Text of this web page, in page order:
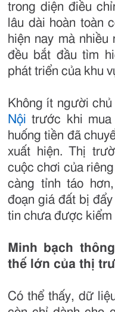
trong diện điều
lâu dài hoàn toàn
hiện nay mà
đều bắt đầu tìm
phát triển của khu
Không ít người chủ
Nội trước khi
huống tiền đã
xuất hiện. Thị
cuộc chơi của
càng tỉnh táo
đoạn giá đất bị
tin chưa được kiểm
Minh bạch
thế lớn của thị
Có thể thấy, dữ